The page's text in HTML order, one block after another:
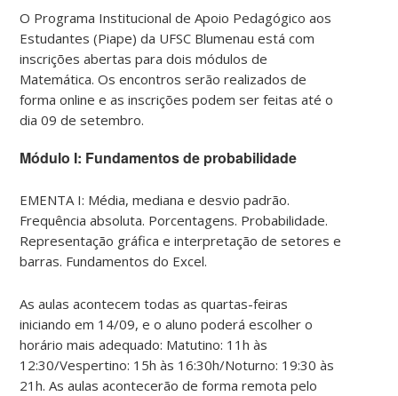
O Programa Institucional de Apoio Pedagógico aos
Estudantes (Piape) da UFSC Blumenau está com
inscrições abertas para dois módulos de
Matemática. Os encontros serão realizados de
forma online e as inscrições podem ser feitas até o
dia 09 de setembro.
Módulo I: Fundamentos de probabilidade
EMENTA I: Média, mediana e desvio padrão.
Frequência absoluta. Porcentagens. Probabilidade.
Representação gráfica e interpretação de setores e
barras. Fundamentos do Excel.
As aulas acontecem todas as quartas-feiras
iniciando em 14/09, e o aluno poderá escolher o
horário mais adequado: Matutino: 11h às
12:30/Vespertino: 15h às 16:30h/Noturno: 19:30 às
21h. As aulas acontecerão de forma remota pelo